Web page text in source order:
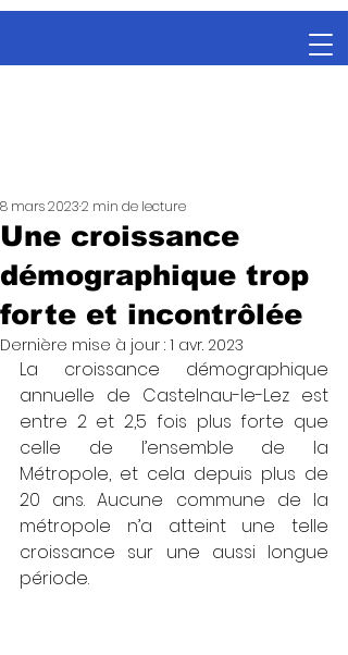
Une croissance
démographique trop
forte et incontrôlée
8 mars 20232 min de lecture
Dernière mise à jour : 1 avr. 2023
La croissance démographique
annuelle de Castelnau-le-Lez est
entre 2 et 2,5 fois plus forte que
celle de l’ensemble de la
Métropole, et cela depuis plus de
20 ans. Aucune commune de la
métropole n’a atteint une telle
croissance sur une aussi longue
période.